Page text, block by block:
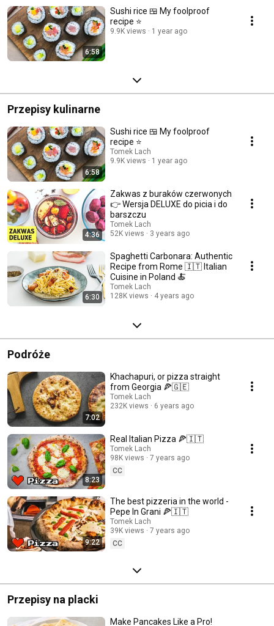
6:58
Sushi rice 🍱 My foolproof
recipe ⭐️
9.9K views 1 year ago
Przepisy kulinarne
6:58
Sushi rice 🍱 My foolproof
recipe ⭐️
Tomek Lach
9.9K views
1 year ago
4:36
Zakwas z buraków czerwonych
👉 Wersja DELUXE do picia i do
barszczu
Tomek Lach
52K views
3 years ago
6:30
Spaghetti Carbonara: Authentic
Recipe from Rome 🇮🇹 Italian
Cuisine in Poland 🍝
Tomek Lach
128K views
4 years ago
Podróże
7:02
Khachapuri, or pizza straight
from Georgia 🍕🇬🇪
Tomek Lach
232K views
6 years ago
8:23
Real Italian Pizza 🍕🇮🇹
Tomek Lach
98K views
7 years ago
CC
9:22
The best pizzeria in the world -
Pepe In Grani 🍕🇮🇹
Tomek Lach
39K views
7 years ago
CC
Przepisy na placki
Make Pancakes Like a Pro!